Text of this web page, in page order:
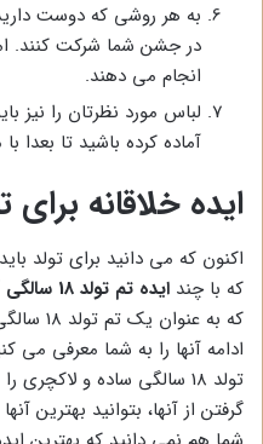
به هر روشی که دوست
در جشن شما شرکت کنند.
انجام می دهند.
لباس مورد نظرتان را نیز
آماده کرده باشید تا بعدا
ایده خلاقانه برای تم
اکنون که می دانید برای تولد
که با چند ایده تم تولد 18 سالگی
که به
ادامه آنها را به شما معرفی می
تولد 18 سالگی ساده و
گرفتن از آنها، بتوانید بهترین